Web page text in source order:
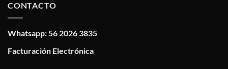
CONTACTO
Whatsapp: 56 2026 3835
Facturación Electrónica